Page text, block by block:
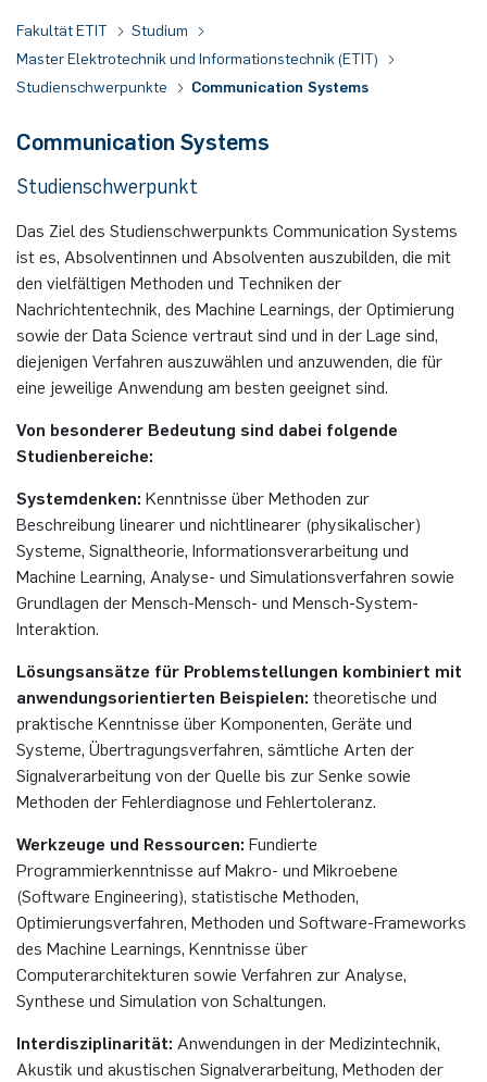
Fakultät ETIT
Studium
Master Elektrotechnik und Informationstechnik (ETIT)
Studienschwerpunkte
Communication Systems
Communication Systems
Studienschwerpunkt
Das Ziel des Studienschwerpunkts Communication Systems
ist es, Absolventinnen und Absolventen auszubilden, die mit
den vielfältigen Methoden und Techniken der
Nachrichtentechnik, des Machine Learnings, der Optimierung
sowie der Data Science vertraut sind und in der Lage sind,
diejenigen Verfahren auszuwählen und anzuwenden, die für
eine jeweilige Anwendung am besten geeignet sind.
Von besonderer Bedeutung sind dabei folgende
Studienbereiche:
Systemdenken: Kenntnisse über Methoden zur
Beschreibung linearer und nichtlinearer (physikalischer)
Systeme, Signaltheorie, Informationsverarbeitung und
Machine Learning, Analyse- und Simulationsverfahren sowie
Grundlagen der Mensch-Mensch- und Mensch-System-
Interaktion.
Lösungsansätze für Problemstellungen kombiniert mit
anwendungsorientierten Beispielen: theoretische und
praktische Kenntnisse über Komponenten, Geräte und
Systeme, Übertragungsverfahren, sämtliche Arten der
Signalverarbeitung von der Quelle bis zur Senke sowie
Methoden der Fehlerdiagnose und Fehlertoleranz.
Werkzeuge und Ressourcen: Fundierte
Programmierkenntnisse auf Makro- und Mikroebene
(Software Engineering), statistische Methoden,
Optimierungsverfahren, Methoden und Software-Frameworks
des Machine Learnings, Kenntnisse über
Computerarchitekturen sowie Verfahren zur Analyse,
Synthese und Simulation von Schaltungen.
Interdisziplinarität: Anwendungen in der Medizintechnik,
Akustik und akustischen Signalverarbeitung, Methoden der
Nonlinearity Engineering
Photonics & Ultrafast Laser Science
Photonik & Terahertztechnologie
Simply Complex Lab
Theoretische Elektrotechnik
Vernetzte Energieeffiziente Systeme
Werkstoffe & Nanoelektronik